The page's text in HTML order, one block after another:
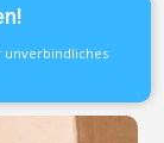
unverbindliches